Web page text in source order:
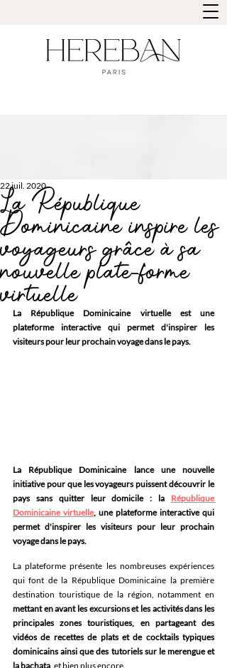
La République
Dominicaine inspire les
voyageurs grâce à sa
nouvelle plate-forme
virtuelle
22 juil. 2020
La République Dominicaine virtuelle est une
plateforme interactive qui permet d'inspirer les
visiteurs pour leur prochain voyage dans le pays.
La République Dominicaine lance une nouvelle
initiative pour que les voyageurs puissent découvrir le
pays sans quitter leur domicile : la République
Dominicaine virtuelle, une plateforme interactive qui
permet d'inspirer les visiteurs pour leur prochain
voyage dans le pays.
La plateforme présente les nombreuses expériences
qui font de la République Dominicaine la première
mettant en avant les excursions et les activités dans les
principales zones touristiques, en partageant des
vidéos de recettes de plats et de cocktails typiques
dominicains ainsi que des tutoriels sur le merengue et
la bachata , et bien plus encore.